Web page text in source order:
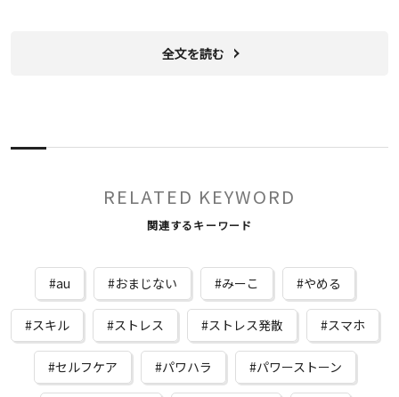
全文を読む
RELATED KEYWORD
関連するキーワード
au おまじない みーこ やめる
スキル ストレス ストレス発散 スマホ
セルフケア パワハラ パワーストーン